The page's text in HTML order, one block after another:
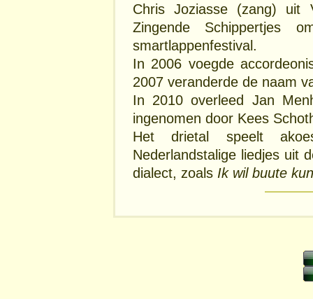
Chris Joziasse (zang) uit
Zingende
smartlappenfestival.
In 2006 voegde
2007 veranderde de naam
In 2010 overleed Jan
ingenomen door Kees
Het drietal speelt
Nederlandstalige liedjes uit
dialect, zoals Ik wil buute